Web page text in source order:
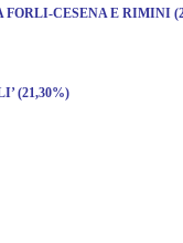
CESENA E RIMINI
(21,30%)